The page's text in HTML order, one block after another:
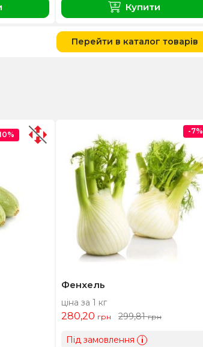
Купити
Перейти в каталог товарів
Фенхель
ціна за 1 кг
280,20 грн 299,81грн
Під замовлення i
-7%